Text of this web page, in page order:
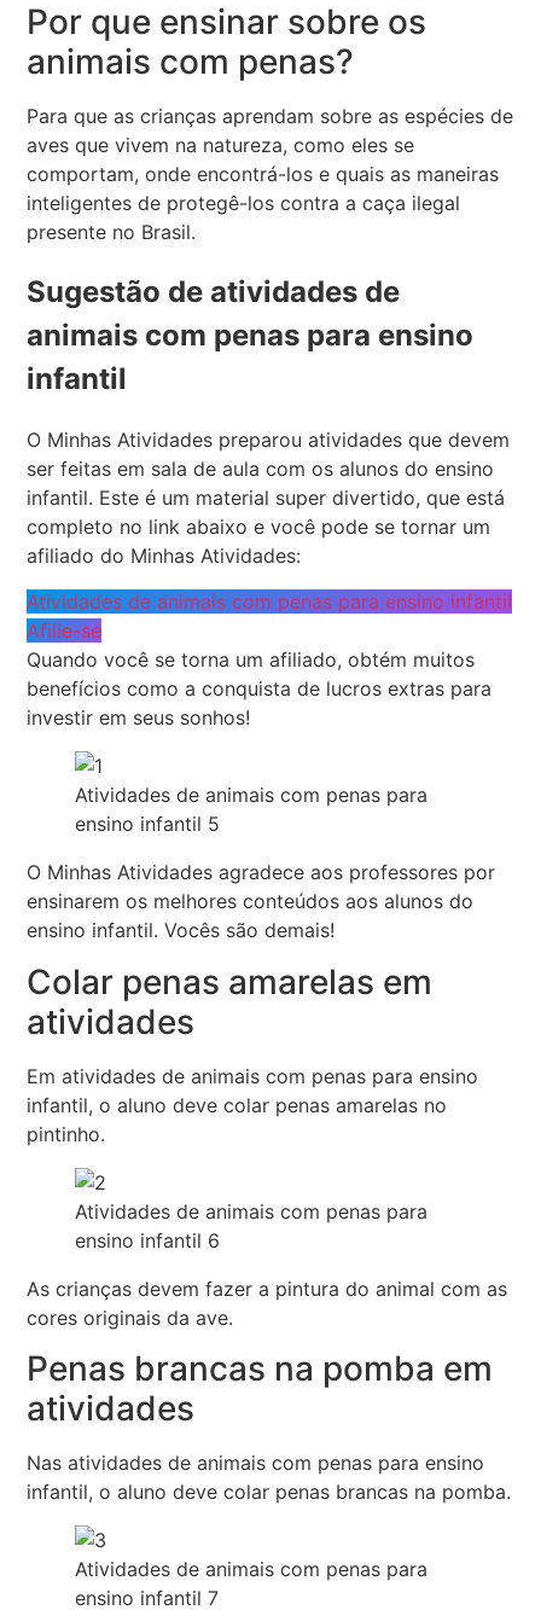
Por que ensinar sobre os
animais com penas?
Para que as crianças aprendam sobre as espécies de
aves que vivem na natureza, como eles se
comportam, onde encontrá-los e quais as maneiras
inteligentes de protegê-los contra a caça ilegal
presente no Brasil.
Sugestão de atividades de
animais com penas para ensino
infantil
O Minhas Atividades preparou atividades que devem
ser feitas em sala de aula com os alunos do ensino
infantil. Este é um material super divertido, que está
completo no link abaixo e você pode se tornar um
afiliado do Minhas Atividades:
Atividades de animais com penas para ensino infantil
Afilie-se
Quando você se torna um afiliado, obtém muitos
benefícios como a conquista de lucros extras para
investir em seus sonhos!
Atividades de animais com penas para
ensino infantil 5
O Minhas Atividades agradece aos professores por
ensinarem os melhores conteúdos aos alunos do
ensino infantil. Vocês são demais!
Colar penas amarelas em
atividades
Em atividades de animais com penas para ensino
infantil, o aluno deve colar penas amarelas no
pintinho.
Atividades de animais com penas para
ensino infantil 6
As crianças devem fazer a pintura do animal com as
cores originais da ave.
Penas brancas na pomba em
atividades
Nas atividades de animais com penas para ensino
infantil, o aluno deve colar penas brancas na pomba.
Atividades de animais com penas para
ensino infantil 7